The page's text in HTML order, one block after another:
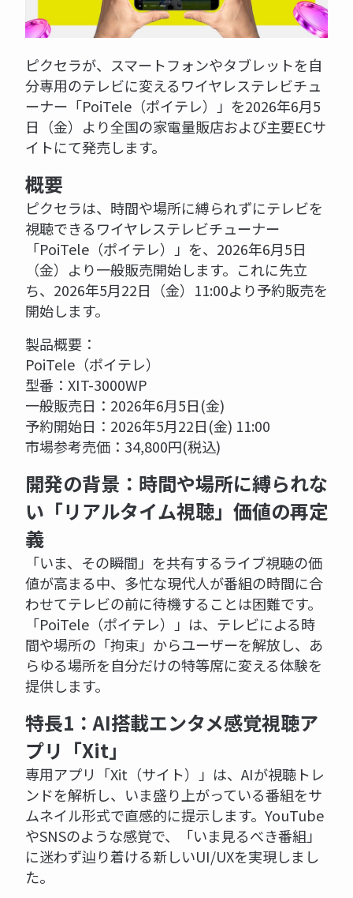
ピクセラが、スマートフォンやタブレットを自
分専用のテレビに変えるワイヤレステレビチュ
ーナー「PoiTele（ポイテレ）」を2026年6月5
日（金）より全国の家電量販店および主要ECサ
イトにて発売します。
概要
ピクセラは、時間や場所に縛られずにテレビを
視聴できるワイヤレステレビチューナー
「PoiTele（ポイテレ）」を、2026年6月5日
（金）より一般販売開始します。これに先立
ち、2026年5月22日（金）11:00より予約販売を
開始します。
製品概要：
PoiTele（ポイテレ）
型番：XIT-3000WP
一般販売日：2026年6月5日(金)
予約開始日：2026年5月22日(金) 11:00
市場参考売価：34,800円(税込)
開発の背景：時間や場所に縛られな
い「リアルタイム視聴」価値の再定
義
「いま、その瞬間」を共有するライブ視聴の価
値が高まる中、多忙な現代人が番組の時間に合
わせてテレビの前に待機することは困難です。
「PoiTele（ポイテレ）」は、テレビによる時
間や場所の「拘束」からユーザーを解放し、あ
らゆる場所を自分だけの特等席に変える体験を
提供します。
特長1：AI搭載エンタメ感覚視聴ア
プリ「Xit」
専用アプリ「Xit（サイト）」は、AIが視聴トレ
ンドを解析し、いま盛り上がっている番組をサ
ムネイル形式で直感的に提示します。YouTube
やSNSのような感覚で、「いま見るべき番組」
に迷わず辿り着ける新しいUI/UXを実現しまし
た。